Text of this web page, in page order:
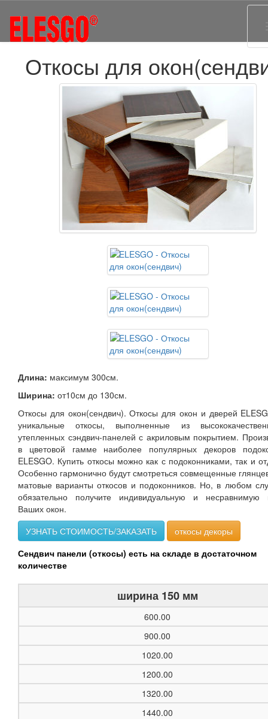
Откосы для
Длина: максимум 300см.
Ширина: от10см до 130см.
Откосы для окон(сендвич). Откосы для окон и дверей
уникальные откосы, выполненные из
утепленных сэндвич-панелей с акриловым покрытием.
в цветовой гамме наиболее популярных декоров
ELESGO. Купить откосы можно как с подоконниками, так и
Особенно гармонично будут смотреться совмещенные
матовые варианты откосов и подоконников. Но, в любом
обязательно получите индивидуальную и несравнимую
Ваших окон.
УЗНАТЬ СТОИМОСТЬ/ЗАКАЗАТЬ
откосы декоры
Сендвич панели (откосы) есть на складе в достаточном
количестве
ширина 150 мм
600.00
900.00
1020.00
1200.00
1320.00
1440.00